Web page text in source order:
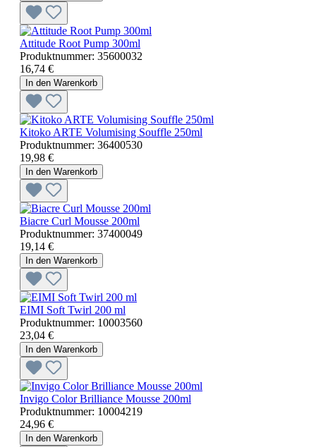
Attitude Root Pump 300ml
Produktnummer: 35600032
16,74 €
In den Warenkorb
Kitoko ARTE Volumising Souffle 250ml
Produktnummer: 36400530
19,98 €
In den Warenkorb
Biacre Curl Mousse 200ml
Produktnummer: 37400049
19,14 €
In den Warenkorb
EIMI Soft Twirl 200 ml
Produktnummer: 10003560
23,04 €
In den Warenkorb
Invigo Color Brilliance Mousse 200ml
Produktnummer: 10004219
24,96 €
In den Warenkorb